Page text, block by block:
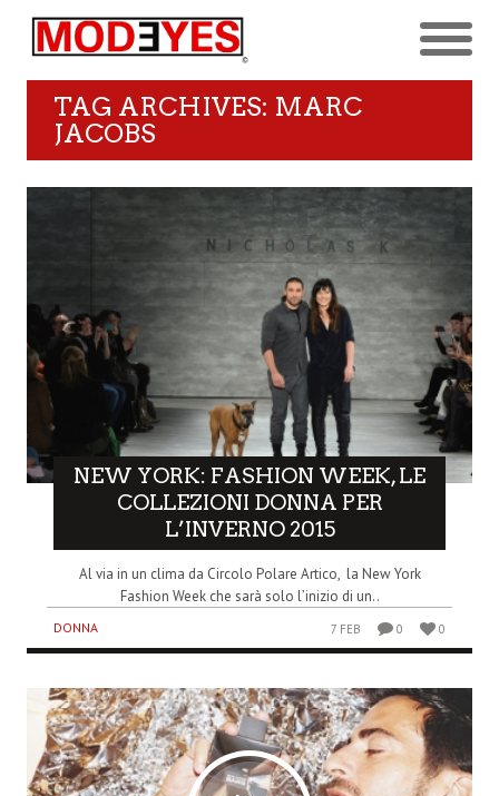
TAG ARCHIVES: MARC
JACOBS
NEW YORK: FASHION WEEK, LE
COLLEZIONI DONNA PER
L’INVERNO 2015
Al via in un clima da Circolo Polare Artico, la New York
Fashion Week che sarà solo l’inizio di un..
DONNA 7 FEB 0 0